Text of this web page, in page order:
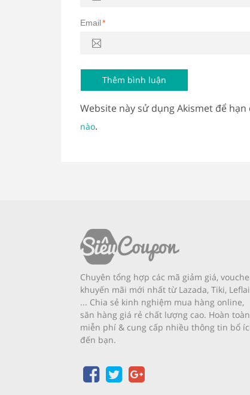
Email*
Website này sử dụng Akismet để hạn
nào.
Chuyên tổng hợp các mã giảm giá,
khuyến mãi mới nhất từ Lazada, Tiki,
... Chia sẻ kinh nghiệm mua hàng online,
săn hàng giá rẻ chất lượng cao. Hoàn toàn
miễn phí & cung cấp nhiều thông tin bổ
đến bạn.